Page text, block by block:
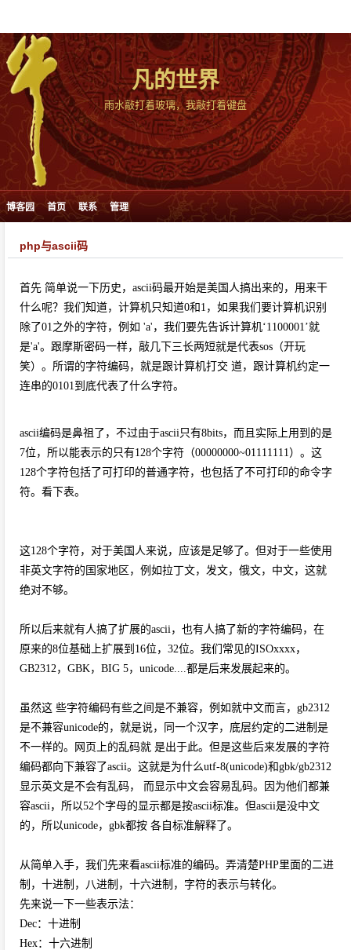
凡的世界
雨水敲打着玻璃，我敲打着键盘
博客园 首页 联系 管理
php与ascii码
首先 简单说一下历史，ascii码最开始是美国人搞出来的，用来干
什么呢？我们知道，计算机只知道0和1，如果我们要计算机识别
除了01之外的字符，例如 'a'，我们要先告诉计算机‘1100001’就
是'a'。跟摩斯密码一样，敲几下三长两短就是代表sos（开玩
笑）。所谓的字符编码，就是跟计算机打交 道，跟计算机约定一
连串的0101到底代表了什么字符。
ascii编码是鼻祖了，不过由于ascii只有8bits，而且实际上用到的是
7位，所以能表示的只有128个字符（00000000~01111111）。这
128个字符包括了可打印的普通字符，也包括了不可打印的命令字
符。看下表。
这128个字符，对于美国人来说，应该是足够了。但对于一些使用
非英文字符的国家地区，例如拉丁文，发文，俄文，中文，这就
绝对不够。
所以后来就有人搞了扩展的ascii，也有人搞了新的字符编码，在
原来的8位基础上扩展到16位，32位。我们常见的ISOxxxx，
GB2312，GBK，BIG 5，unicode....都是后来发展起来的。
虽然这 些字符编码有些之间是不兼容，例如就中文而言，gb2312
是不兼容unicode的，就是说，同一个汉字，底层约定的二进制是
不一样的。网页上的乱码就 是出于此。但是这些后来发展的字符
编码都向下兼容了ascii。这就是为什么utf-8(unicode)和gbk/gb2312
显示英文是不会有乱码， 而显示中文会容易乱码。因为他们都兼
容ascii，所以52个字母的显示都是按ascii标准。但ascii是没中文
的，所以unicode，gbk都按 各自标准解释了。
从简单入手，我们先来看ascii标准的编码。弄清楚PHP里面的二进
制，十进制，八进制，十六进制，字符的表示与转化。
先来说一下一些表示法：
Dec：十进制
Hex：十六进制